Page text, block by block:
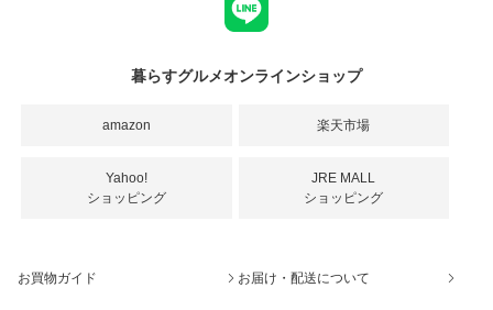
暮らすグルメオンラインショップ
amazon 楽天市場
Yahoo!
ショッピング
JRE MALL
ショッピング
お買物ガイド お届け・配送について